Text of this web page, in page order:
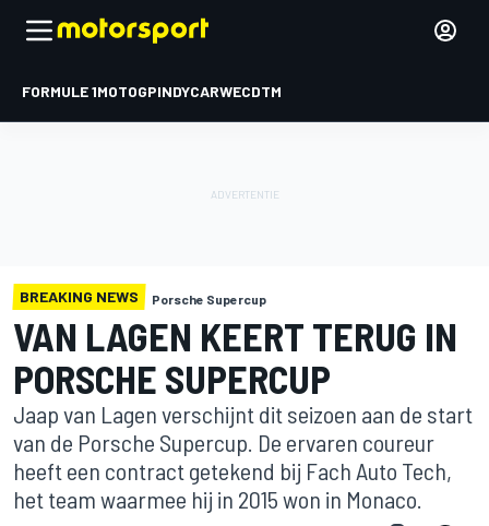
FORMULE 1MOTOGPINDYCARWECDTM
BREAKING NEWS Porsche Supercup
VAN LAGEN KEERT TERUG IN
PORSCHE SUPERCUP
Jaap van Lagen verschijnt dit seizoen aan de start
van de Porsche Supercup. De ervaren coureur
heeft een contract getekend bij Fach Auto Tech,
het team waarmee hij in 2015 won in Monaco.